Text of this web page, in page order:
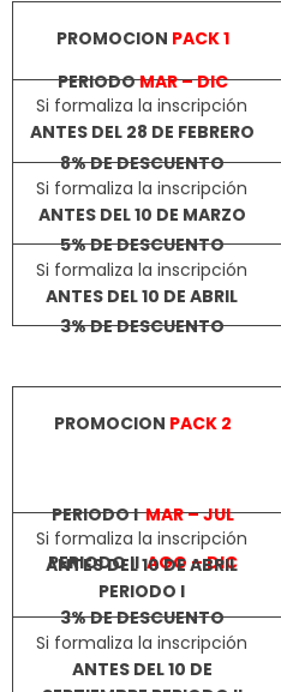
PROMOCION PACK 1
Si formaliza la inscripción
ANTES DEL 28 DE FEBRERO
Si formaliza la inscripción
ANTES DEL 10 DE MARZO
Si formaliza la inscripción
ANTES DEL 10 DE ABRIL
PROMOCION PACK 2
Si formaliza la inscripción
ANTES DEL 10 DE ABRIL
PERIODO I
Si formaliza la inscripción
ANTES DEL 10 DE